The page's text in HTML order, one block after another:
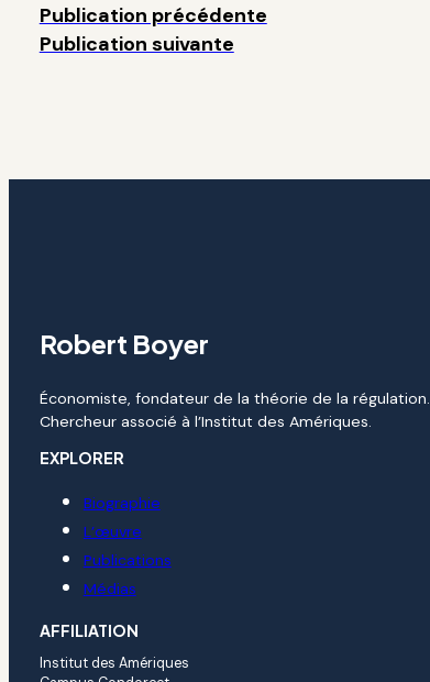
Publication précédente
Publication suivante
Robert Boyer
Économiste, fondateur de la théorie de la régulation.
Chercheur associé à l’Institut des Amériques.
EXPLORER
Biographie
L’œuvre
Publications
Médias
AFFILIATION
Institut des Amériques